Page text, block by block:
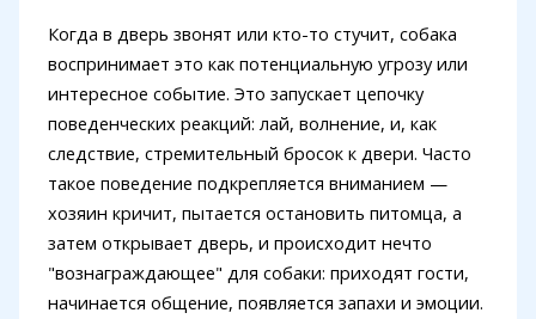
Когда в дверь звонят или кто-то стучит, собака
воспринимает это как потенциальную угрозу или
интересное событие. Это запускает цепочку
поведенческих реакций: лай, волнение, и, как
следствие, стремительный бросок к двери. Часто
такое поведение подкрепляется вниманием —
хозяин кричит, пытается остановить питомца, а
затем открывает дверь, и происходит нечто
"вознаграждающее" для собаки: приходят гости,
начинается общение, появляется запахи и эмоции.